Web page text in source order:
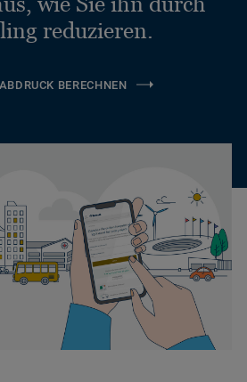
reduzieren.
BERECHNEN